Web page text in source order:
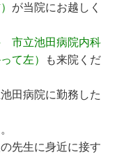
が当院にお越しく
市立池田病院内科
て左）
も来院くだ
田病院に勤務した
先生に身近に接す